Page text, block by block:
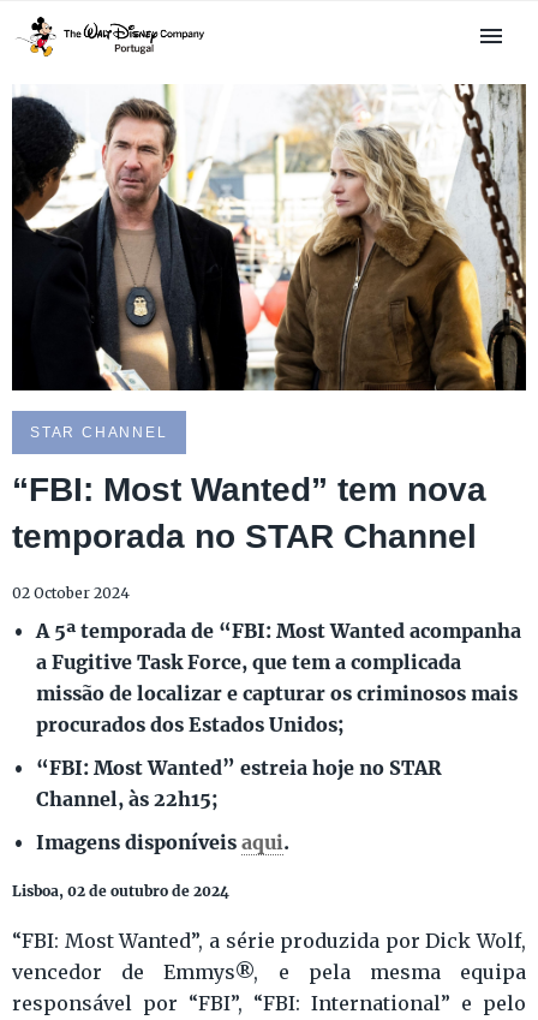
STAR CHANNEL
“FBI: Most Wanted” tem nova
temporada no STAR Channel
02 October 2024
A 5ª temporada de “FBI: Most Wanted acompanha
a Fugitive Task Force, que tem a complicada
missão de localizar e capturar os criminosos mais
procurados dos Estados Unidos;
“FBI: Most Wanted” estreia hoje no STAR
Channel, às 22h15;
Imagens disponíveisaqui.
Lisboa, 02 de outubro de 2024
“FBI: Most Wanted”, a série produzida por Dick Wolf,
vencedor de Emmys®, e pela mesma equipa
responsável por “FBI”, “FBI: International” e pelo